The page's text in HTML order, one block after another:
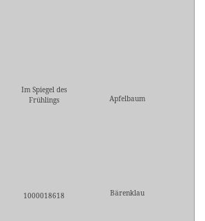
Im Spiegel des
Frühlings
Apfelbaum
1000018618 Bärenklau